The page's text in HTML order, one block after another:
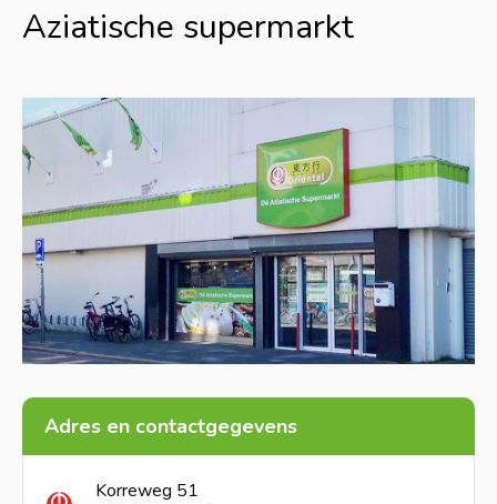
Aziatische supermarkt
Adres en contactgegevens
Korreweg 51